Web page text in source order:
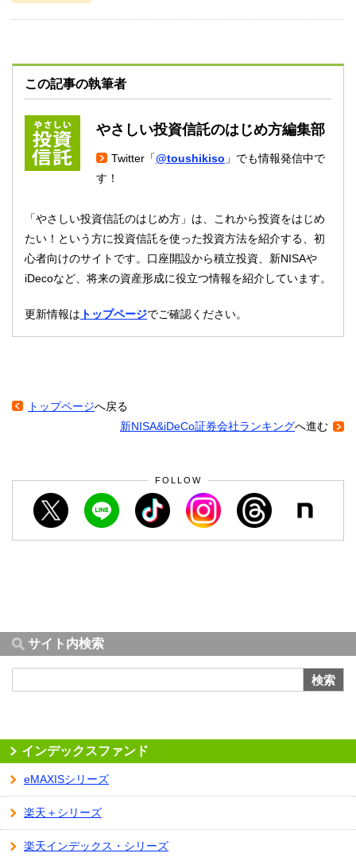
この記事の執筆者
やさしい投資信託のはじめ方編集部
Twitter「@toushikiso 」でも情報発信中で
す！
「やさしい投資信託のはじめ方」は、これから投資をはじめ
たい！という方に投資信託を使った投資方法を紹介する、初
心者向けのサイトです。口座開設から積立投資、新NISAや
iDecoなど、将来の資産形成に役立つ情報を紹介しています。
更新情報は トップページでご確認ください。
トップページへ戻る
新NISA&iDeCo証券会社ランキングへ進む
FOLLOW
サイト内検索
検索
インデックスファンド
eMAXISシリーズ
楽天＋シリーズ
楽天インデックス・シリーズ